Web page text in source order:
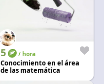
5 / hora
Conocimiento en el área
de las matemática